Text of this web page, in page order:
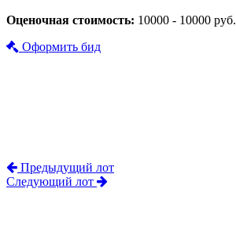
Оценочная стоимость: 10000 - 10000 руб.
Оформить бид
Предыдущий лот
Следующий лот